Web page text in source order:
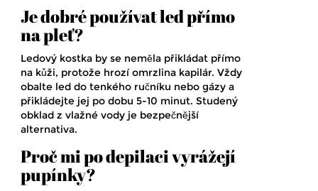
Je dobré používat led přímo
na pleť?
Ledový kostka by se neměla přikládat přímo
na kůži, protože hrozí omrzlina kapilár. Vždy
obalte led do tenkého ručníku nebo gázy a
přikládejte jej po dobu 5-10 minut. Studený
obklad z vlažné vody je bezpečnější
alternativa.
Proč mi po depilaci vyrážejí
pupínky?